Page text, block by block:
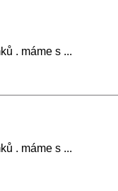
. máme s ...
. máme s ...